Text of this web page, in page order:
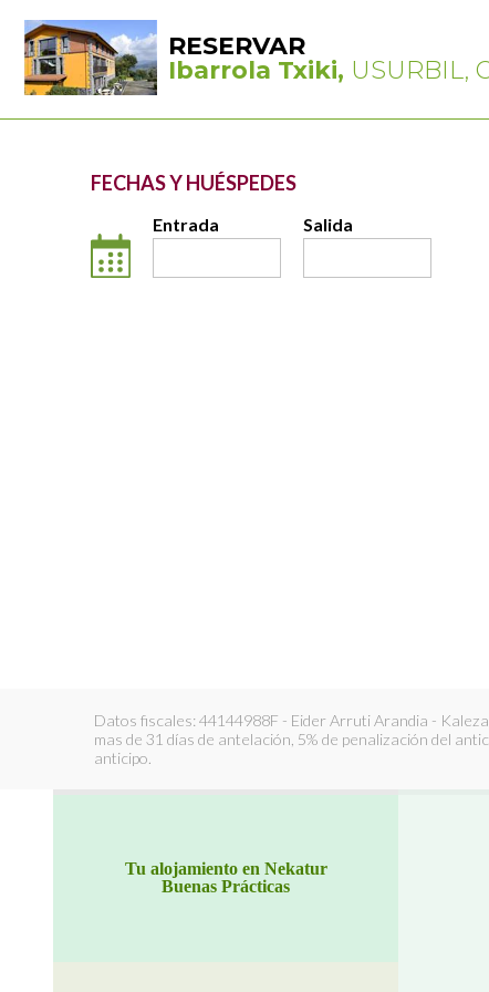
RESERVAR
Ibarrola Txiki, USURBIL,
FECHAS Y HUÉSPEDES
Entrada Salida
Datos fiscales: 44144988F - Eider Arruti Arandia -
mas de 31 días de antelación, 5% de penalización del
anticipo.
Tu alojamiento en Nekatur
Buenas Prácticas